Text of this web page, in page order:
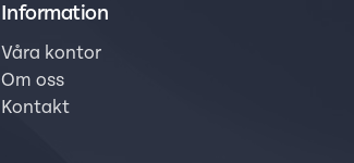
Information
Våra kontor
Om oss
Kontakt